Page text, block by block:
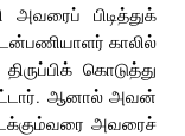
பிடித்துக்
காலில்
கொடுத்து
ஆனால் அவன்
அவரைச்